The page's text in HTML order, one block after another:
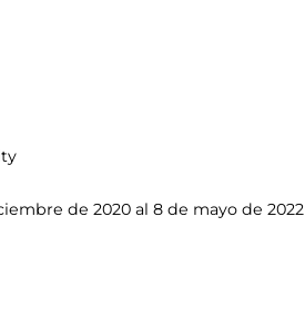
de 2020 al 8 de mayo de 2022